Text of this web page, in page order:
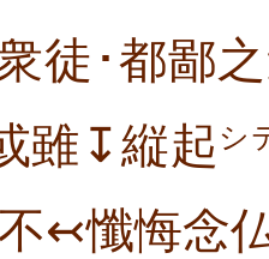
徒･都鄙
雖↧縦起 シ
↢懺悔念